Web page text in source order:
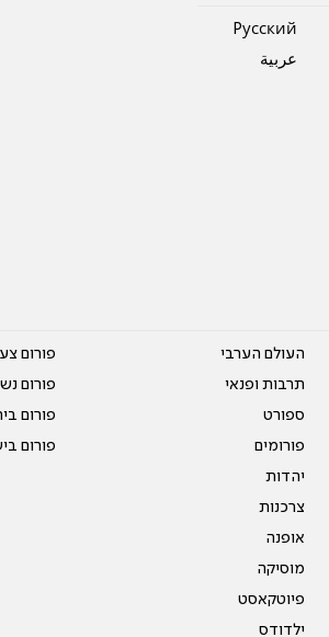
Pусский
عربية
העולם הערבי
תרבות ופנאי
ספורט
פורומים
יהדות
צרכנות
אופנה
מוסיקה
פיוטקאסט
ילדודס
פורום
פורום
פורום
פורום